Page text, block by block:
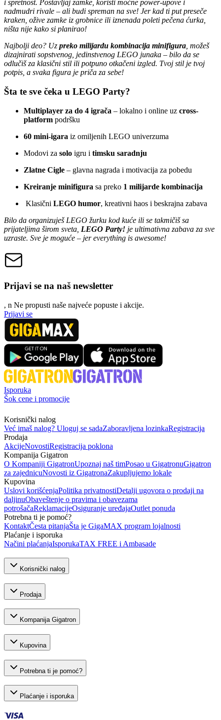
i spretnost. Postavljaj zamke, koristi moćne power-upove i
nadmudri rivale – ali budi spreman na sve! Jer kad ti put preseče
kraken, ožive zamke iz grobnice ili iznenada poleti pečena ćurka,
ništa nije kako si planirao!
Najbolji deo? Uz preko milijardu kombinacija minifigura , možeš
dizajnirati sopstvenog, jedinstvenog LEGO junaka – bilo da se
odlučiš za klasični stil ili potpuno otkačeni izgled. Tvoj stil je tvoj
potpis, a svaka figura je priča za sebe!
Šta te sve čeka u LEGO Party?
Multiplayer za do 4 igrača – lokalno i online uz cross-
platform podršku
60 mini-igara iz omiljenih LEGO univerzuma
Modovi za solo igru i timsku saradnju
Zlatne Cigle – glavna nagrada i motivacija za pobedu
Kreiranje minifigura sa preko 1 milijarde kombinacija
Klasični LEGO humor, kreativni haos i beskrajna zabava
Bilo da organizuješ LEGO žurku kod kuće ili se takmičiš sa
prijateljima širom sveta, LEGO Party! je ultimativna zabava za sve
uzraste. Sve je moguće – jer everything is awesome!
Prijavi se na naš newsletter
, n Ne propusti naše najveće popuste i akcije.
Prijavi se
Isporuka
Šok cene i promocije
Korisnički nalog
Već imaš nalog? Uloguj se sadaZaboravljena lozinkaRegistracija
Prodaja
AkcijeNovostiRegistracija poklona
Kompanija Gigatron
O Kompaniji GigatronUpoznaj naš timPosao u GigatronuGigatron
za zajednicuNovosti iz GigatronaZakupljujemo lokale
Kupovina
Uslovi korišćenjaPolitika privatnostiDetalji ugovora o prodaji na
daljinuObaveštenje o pravima i obavezama
potrošačaReklamacijeOsiguranje uređajaOutlet ponuda
Potrebna ti je pomoć?
KontaktČesta pitanjaŠta je GigaMAX program lojalnosti
Plaćanje i isporuka
Načini plaćanjaIsporukaTAX FREE i Ambasade
Korisnički nalog
Prodaja
Kompanija Gigatron
Kupovina
Potrebna ti je pomoć?
Plaćanje i isporuka